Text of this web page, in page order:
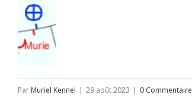
Par Muriel Kennel | 29 août 2023 | 0 Commentaire